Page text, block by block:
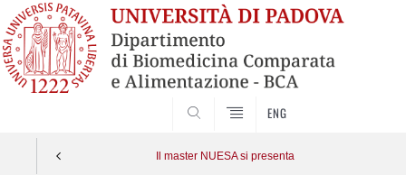
ENG
Il master NUESA si presenta